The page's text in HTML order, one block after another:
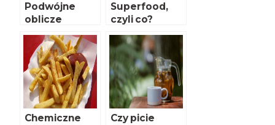
Podwójne
oblicze
selenu i cynku
Superfood,
czyli co?
Chemiczne
Czy picie